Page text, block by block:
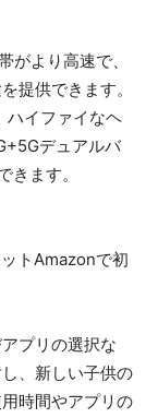
がより高速で、
提供できます。
イファイなヘ
デュアルバ
ます。
プリの選択な
、新しい子供の
時間やアプリの